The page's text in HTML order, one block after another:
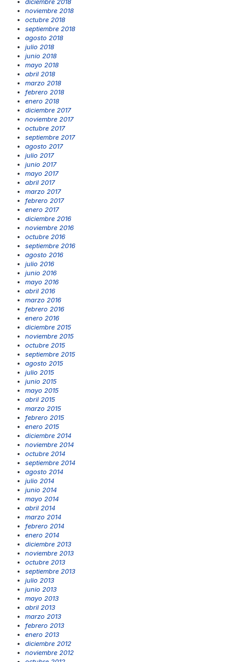
noviembre 2018
octubre 2018
septiembre 2018
agosto 2018
julio 2018
junio 2018
mayo 2018
abril 2018
marzo 2018
febrero 2018
enero 2018
diciembre 2017
noviembre 2017
octubre 2017
septiembre 2017
agosto 2017
julio 2017
junio 2017
mayo 2017
abril 2017
marzo 2017
febrero 2017
enero 2017
diciembre 2016
noviembre 2016
octubre 2016
septiembre 2016
agosto 2016
julio 2016
junio 2016
mayo 2016
abril 2016
marzo 2016
febrero 2016
enero 2016
diciembre 2015
noviembre 2015
octubre 2015
septiembre 2015
agosto 2015
julio 2015
junio 2015
mayo 2015
abril 2015
marzo 2015
febrero 2015
enero 2015
diciembre 2014
noviembre 2014
octubre 2014
septiembre 2014
agosto 2014
julio 2014
junio 2014
mayo 2014
abril 2014
marzo 2014
febrero 2014
enero 2014
diciembre 2013
noviembre 2013
octubre 2013
septiembre 2013
julio 2013
junio 2013
mayo 2013
abril 2013
marzo 2013
febrero 2013
enero 2013
diciembre 2012
noviembre 2012